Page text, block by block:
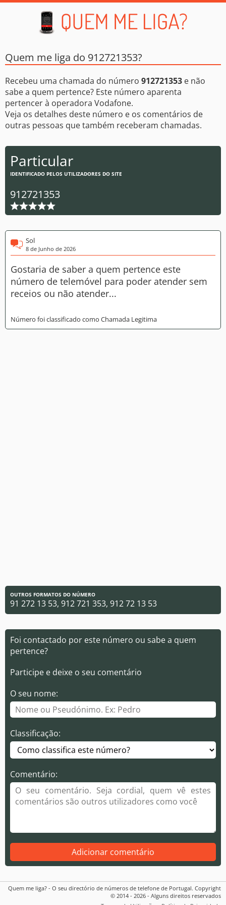
Quem me liga do 912721353?
Recebeu uma chamada do número 912721353 e não
sabe a quem pertence? Este número aparenta
pertencer à operadora Vodafone.
Veja os detalhes deste número e os comentários de
outras pessoas que também receberam chamadas.
Particular
IDENTIFICADO PELOS UTILIZADORES DO SITE
912721353
Sol
8 de Junho de 2026
Gostaria de saber a quem pertence este
número de telemóvel para poder atender sem
receios ou não atender...
Número foi classificado como Chamada Legitima
OUTROS FORMATOS DO NÚMERO
91 272 13 53, 912 721 353, 912 72 13 53
Foi contactado por este número ou sabe a quem
pertence?
Participe e deixe o seu comentário
O seu nome:
Classificação:
Comentário:
Adicionar comentário
Quem me liga? - O seu directório de números de telefone de Portugal. Copyright
© 2014 - 2026 - Alguns direitos reservados